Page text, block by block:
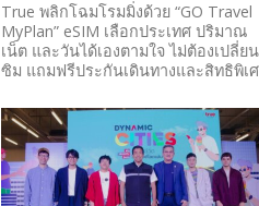
True พลิกโฉมโรมมิ่งด้วย “GO Travel
MyPlan” eSIM เลือกประเทศ ปริมาณ
เน็ต และวันได้เองตามใจ ไม่ต้องเปลี่ยน
ซิม แถมฟรีประกันเดินทางและสิทธิพิเ